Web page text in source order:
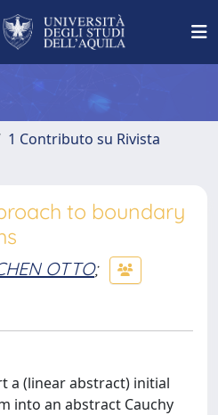
1 Contributo su Rivista
to boundary
OTTO;
a (linear abstract) initial
into an abstract Cauchy